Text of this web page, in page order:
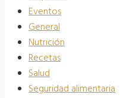
Eventos
General
Nutrición
Recetas
Salud
Seguridad alimentaria